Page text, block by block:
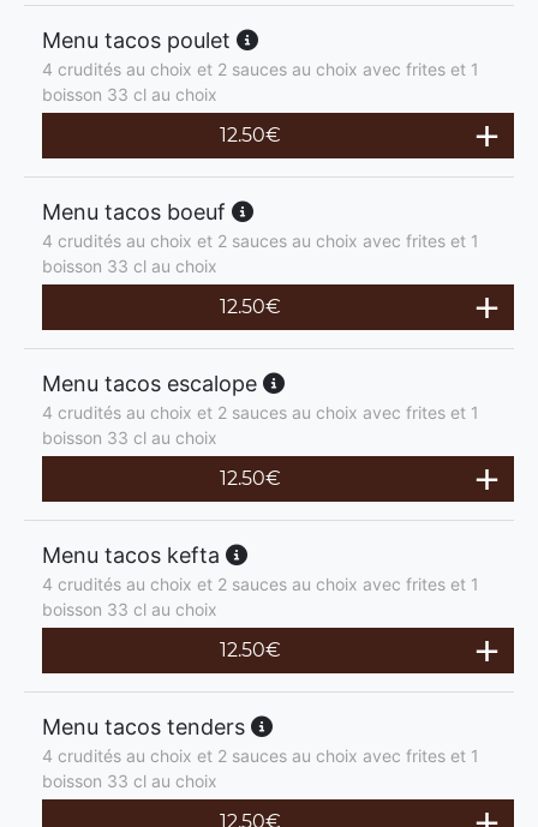
Menu tacos poulet
4 crudités au choix et 2 sauces au choix avec frites et 1
boisson 33 cl au choix
12.50€
Menu tacos boeuf
4 crudités au choix et 2 sauces au choix avec frites et 1
boisson 33 cl au choix
12.50€
Menu tacos escalope
4 crudités au choix et 2 sauces au choix avec frites et 1
boisson 33 cl au choix
12.50€
Menu tacos kefta
4 crudités au choix et 2 sauces au choix avec frites et 1
boisson 33 cl au choix
12.50€
Menu tacos tenders
4 crudités au choix et 2 sauces au choix avec frites et 1
boisson 33 cl au choix
12.50€